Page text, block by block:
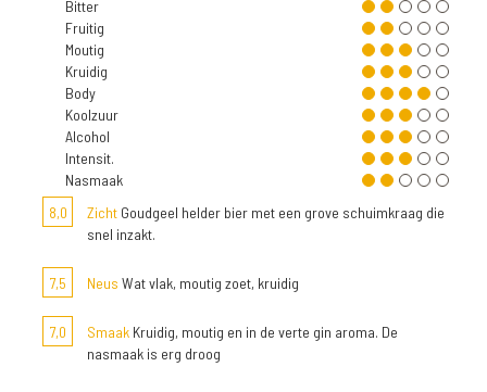
Bitter
Fruitig
Moutig
Kruidig
Body
Koolzuur
Alcohol
Intensit.
Nasmaak
8,0
Zicht Goudgeel helder bier met een grove schuimkraag die
snel inzakt.
7,5 Neus Wat vlak, moutig zoet, kruidig
7,0 Smaak Kruidig, moutig en in de verte gin aroma. De
nasmaak is erg droog